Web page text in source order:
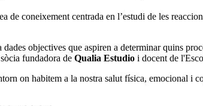
de coneixement centrada en l’estudi de les
objectives que aspiren a determinar quins
fundadora de Qualia Estudio i docent de
on habitem a la nostra salut física, emocional i